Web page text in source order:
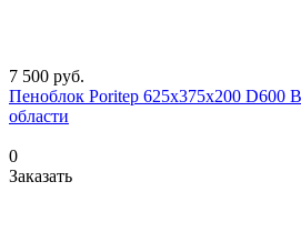
7 500 руб.
Пеноблок Poritep 625x375x200 D600
области
0
Заказать